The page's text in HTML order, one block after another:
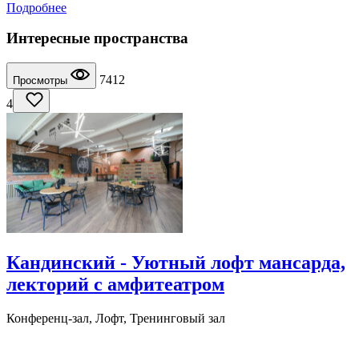
Подробнее
Интересные пространства
Просмотры
7412
4
Кандинский - Уютный лофт мансарда,
лекторий с амфитеатром
Конференц-зал, Лофт, Тренинговый зал